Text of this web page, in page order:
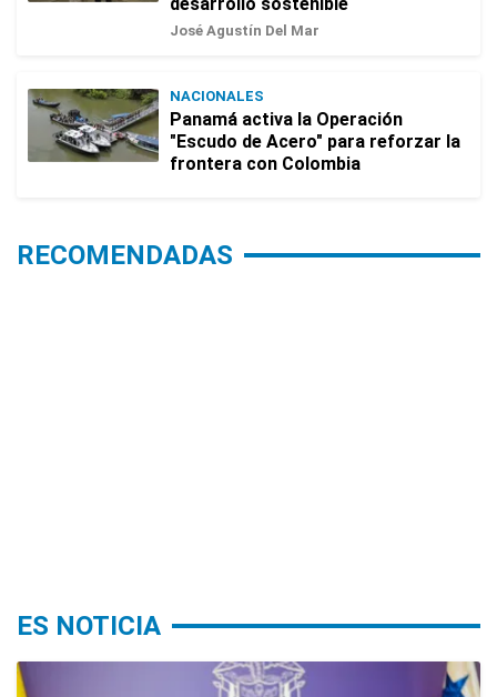
José Agustín Del Mar
NACIONALES
Panamá activa la Operación
"Escudo de Acero" para reforzar la
frontera con Colombia
RECOMENDADAS
ES NOTICIA